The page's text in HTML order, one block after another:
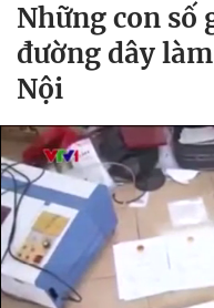
Những con
đường dây
Nội